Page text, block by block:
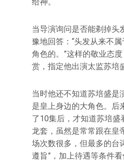
当导演询问是否能剃掉头
豫地回答：“头发从来不
角色的。”这样的敬业态
赏，指定他出演太监苏培
当时他还不知道苏培盛是
是皇上身边的大角色。后
了10集后，才知道苏培盛
龙套，虽然是常常跟在皇
场次数很多，但最多的台
遵旨”，加上待遇等条件